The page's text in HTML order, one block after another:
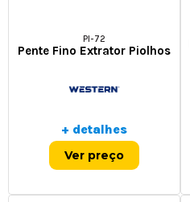
PI-72
Pente Fino Extrator Piolhos
+ detalhes
Ver preço